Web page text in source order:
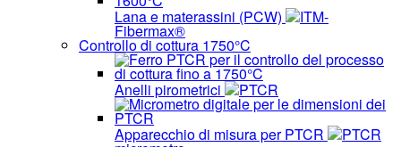
Lana e materassini (PCW) ITM-
Fibermax®
Controllo di cottura 1750°C
Anelli pirometrici PTCR
Apparecchio di misura per PTCR PTCR